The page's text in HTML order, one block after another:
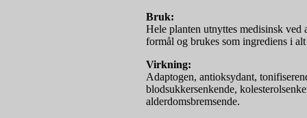
Bruk:
Hele planten utnyttes medisinsk ved
formål og brukes som ingrediens i
Virkning:
Adaptogen, antioksydant,
blodsukkersenkende,
alderdomsbremsende.